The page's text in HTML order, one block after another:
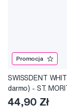
Promocja
SWISSDENT
darmo) - ST.
44,90 Zł